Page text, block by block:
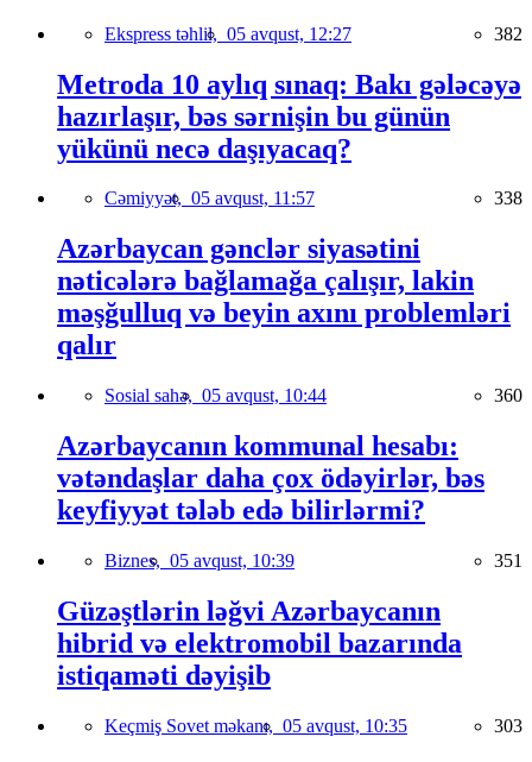
Ekspress təhlil, 05 avqust, 12:27 382
Metroda 10 aylıq sınaq: Bakı gələcəyə
hazırlaşır, bəs sərnişin bu günün
yükünü necə daşıyacaq?
Cəmiyyət, 05 avqust, 11:57 338
Azərbaycan gənclər siyasətini
nəticələrə bağlamağa çalışır, lakin
məşğulluq və beyin axını problemləri
qalır
Sosial sahə, 05 avqust, 10:44 360
Azərbaycanın kommunal hesabı:
vətəndaşlar daha çox ödəyirlər, bəs
keyfiyyət tələb edə bilirlərmi?
Biznes, 05 avqust, 10:39 351
Güzəştlərin ləğvi Azərbaycanın
hibrid və elektromobil bazarında
istiqaməti dəyişib
Keçmiş Sovet məkanı, 05 avqust, 10:35 303